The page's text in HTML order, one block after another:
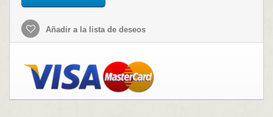
Añadir a la lista de deseos